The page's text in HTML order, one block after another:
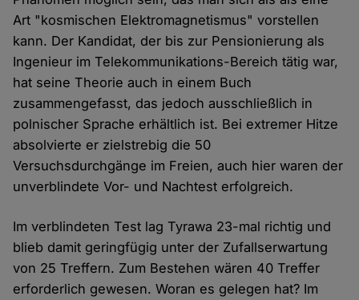
Art "kosmischen Elektromagnetismus" vorstellen
kann. Der Kandidat, der bis zur Pensionierung als
Ingenieur im Telekommunikations-Bereich tätig war,
hat seine Theorie auch in einem Buch
zusammengefasst, das jedoch ausschließlich in
polnischer Sprache erhältlich ist. Bei extremer Hitze
absolvierte er zielstrebig die 50
Versuchsdurchgänge im Freien, auch hier waren der
unverblindete Vor- und Nachtest erfolgreich.
Im verblindeten Test lag Tyrawa 23-mal richtig und
blieb damit geringfügig unter der Zufallserwartung
von 25 Treffern. Zum Bestehen wären 40 Treffer
erforderlich gewesen. Woran es gelegen hat? Im